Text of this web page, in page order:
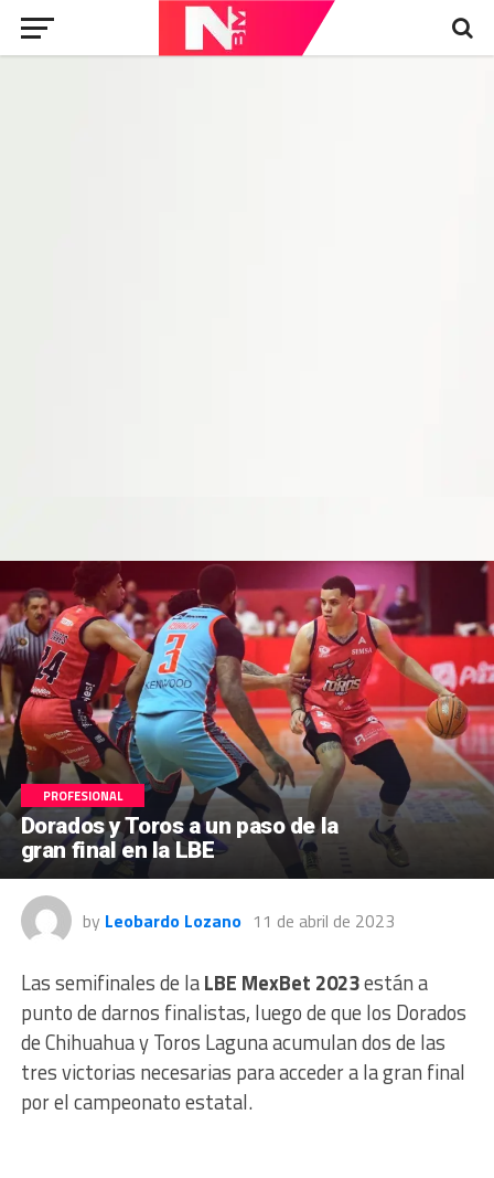
PROFESIONAL
Dorados y Toros a un paso de la
gran final en la LBE
by Leobardo Lozano 11 de abril de 2023
Las semifinales de laLBE MexBet 2023están a
punto de darnos finalistas, luego de que los Dorados
de Chihuahua y Toros Laguna acumulan dos de las
tres victorias necesarias para acceder a la gran final
por el campeonato estatal.